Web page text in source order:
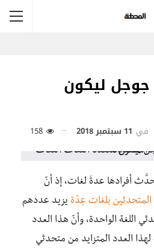
ليكون
في 11 سبتمبر 2018
أفرادها عدةَ لغات، إذ أنّ
المتحدثين بلغات عِدّة يزيد عددهم
اللغة الواحدة، وأنّ هذا العدد
لهذا العدد المتزايد من متحدثي